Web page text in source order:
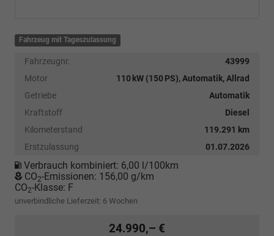
Fahrzeug mit Tageszulassung
Fahrzeugnr.
43999
Motor
110 kW (150 PS), Automatik, Allrad
Getriebe
Automatik
Kraftstoff
Diesel
Kilometerstand
119.291 km
Erstzulassung
01.07.2026
Verbrauch kombiniert: 6,00 l/100km
CO2-Emissionen: 156,00 g/km
CO2-Klasse: F
unverbindliche Lieferzeit: 6 Wochen
24.990,– €